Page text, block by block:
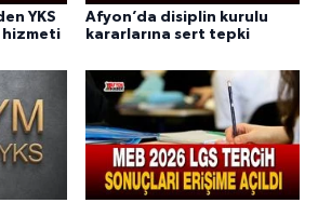
YKS
hizmeti
Afyon’da disiplin kurulu
kararlarına sert tepki